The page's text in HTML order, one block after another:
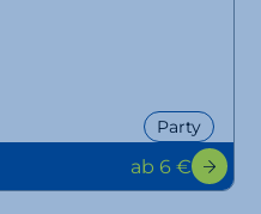
Party
ab 6 €